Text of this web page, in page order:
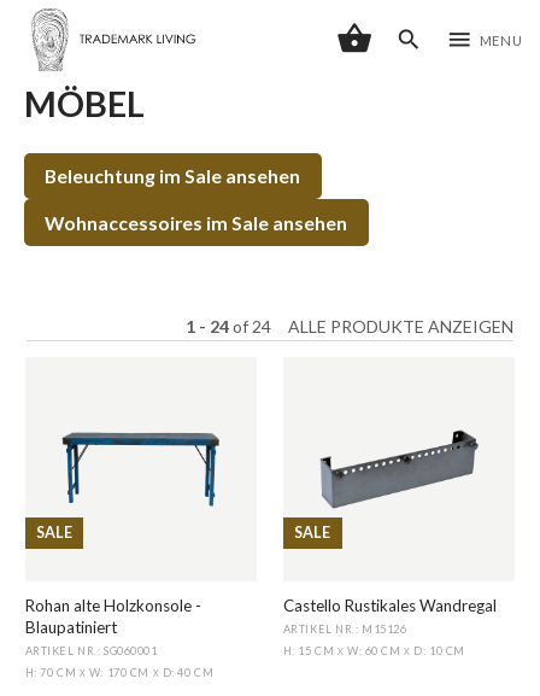
shopping_basket search menu MENU
MÖBEL
Beleuchtung im Sale ansehen
Wohnaccessoires im Sale ansehen
1 - 24of 24 ALLE PRODUKTE ANZEIGEN
SALE
Rohan alte Holzkonsole -
Blaupatiniert
ARTIKEL NR.: SG060001
H: 70 CM X W: 170 CM X D: 40 CM
SALE
Castello Rustikales Wandregal
ARTIKEL NR.: M15126
H: 15 CM X W: 60 CMX D: 10 CM